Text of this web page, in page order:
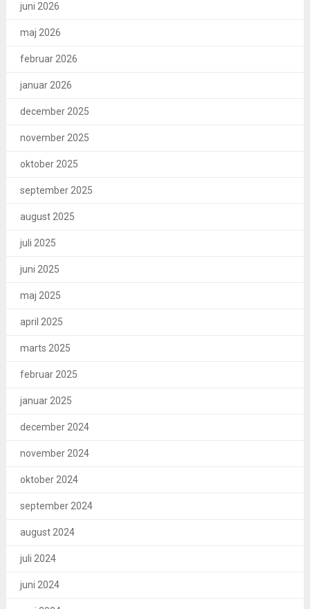
juni 2026
maj 2026
februar 2026
januar 2026
december 2025
november 2025
oktober 2025
september 2025
august 2025
juli 2025
juni 2025
maj 2025
april 2025
marts 2025
februar 2025
januar 2025
december 2024
november 2024
oktober 2024
september 2024
august 2024
juli 2024
juni 2024